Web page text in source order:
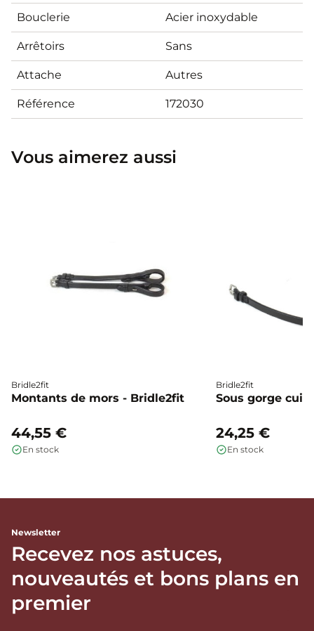
Bouclerie Acier inoxydable
Arrêtoirs Sans
Attache Autres
Référence 172030
Vous aimerez aussi
Bridle2fit
Montants de mors - Bridle2fit
44,55 €
En stock
Bridle2fit
Sous gorge
24,25 €
En stock
Newsletter
Recevez nos astuces,
nouveautés et bons plans en
premier